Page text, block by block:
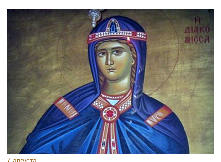
7 августа